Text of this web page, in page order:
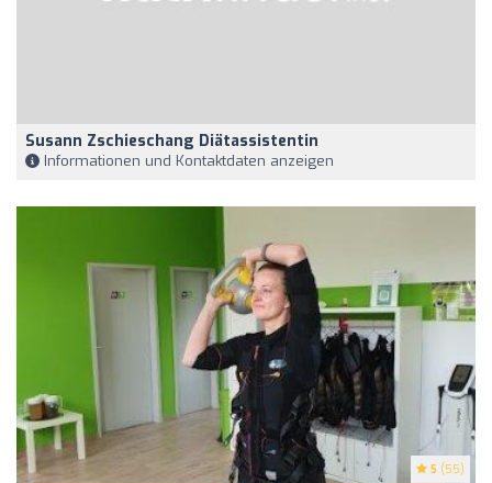
Susann Zschieschang Diätassistentin
Informationen und Kontaktdaten anzeigen
5 (55)